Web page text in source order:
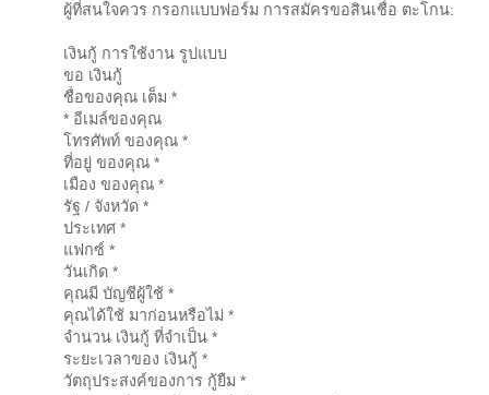
ผู้ที่สนใจควร กรอกแบบฟอร์ม การสมัครขอสินเชื่อ ตะโกน:
เงินกู้ การใช้งาน รูปแบบ
ขอ เงินกู้
ชื่อของคุณ เต็ม *
* อีเมล์ของคุณ
โทรศัพท์ ของคุณ *
ที่อยู่ ของคุณ *
เมือง ของคุณ *
รัฐ / จังหวัด *
ประเทศ *
แฟกซ์ *
วันเกิด *
คุณมี บัญชีผู้ใช้ *
คุณได้ใช้ มาก่อนหรือไม่ *
จำนวน เงินกู้ ที่จำเป็น *
ระยะเวลาของ เงินกู้ *
วัตถุประสงค์ของการ กู้ยืม *